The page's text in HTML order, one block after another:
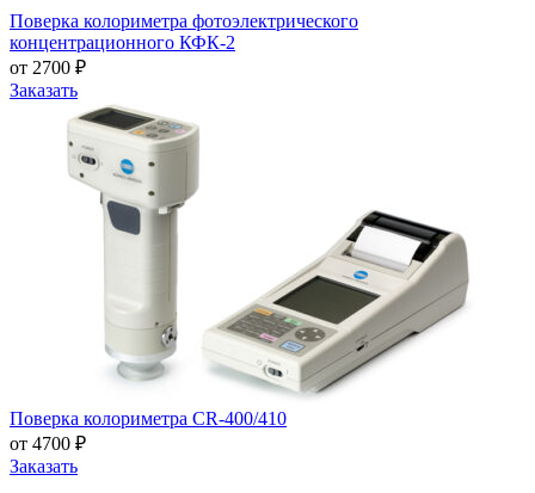
Поверка колориметра фотоэлектрического
концентрационного КФК-2
от 2700 ₽
Заказать
Поверка колориметра CR-400/410
от 4700 ₽
Заказать